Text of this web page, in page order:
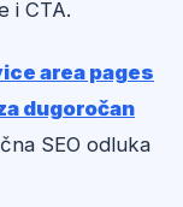
i CTA.
area pages
dugoročan
SEO odluka